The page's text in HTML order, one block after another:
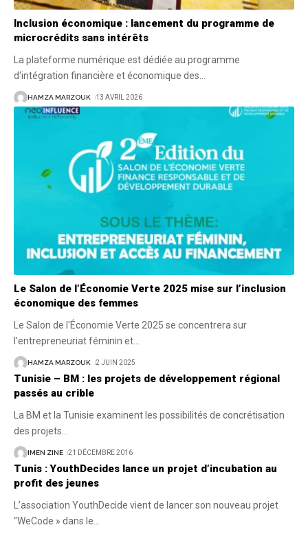
Inclusion économique : lancement du programme de
microcrédits sans intérêts
La plateforme numérique est dédiée au programme
d'intégration financière et économique des
HAMZA MARZOUK 13 AVRIL 2026
Le Salon de l’Économie Verte 2025 mise sur l’inclusion
économique des femmes
Le Salon de l'Économie Verte 2025 se concentrera sur
l'entrepreneuriat féminin et
HAMZA MARZOUK 2 JUIN 2025
Tunisie – BM : les projets de développement régional
passés au crible
La BM et la Tunisie examinent les possibilités de concrétisation
des projets
IMEN ZINE 21 DÉCEMBRE 2016
Tunis : YouthDecides lance un projet d’incubation au
profit des jeunes
L’association YouthDecide vient de lancer son nouveau projet
"WeCode » dans le